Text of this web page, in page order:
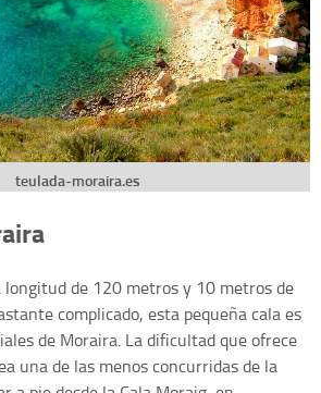
teulada-moraira.es
longitud de 120 metros y 10 metros de
complicado, esta pequeña cala es
de Moraira. La dificultad que ofrece
una de las menos concurridas de la